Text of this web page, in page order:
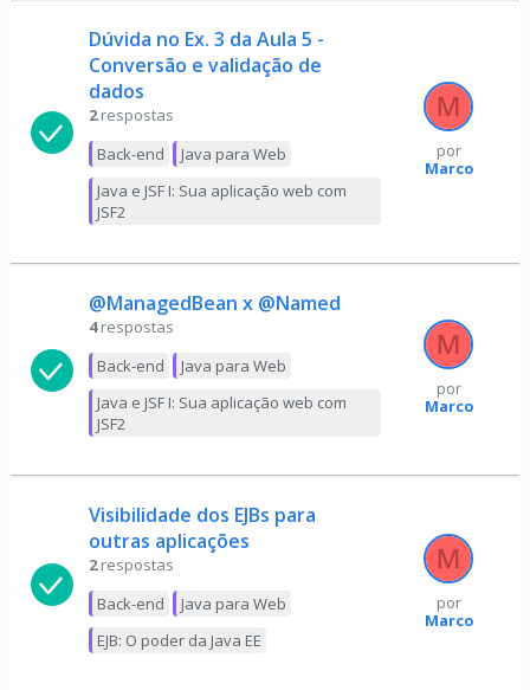
Dúvida no Ex. 3 da Aula 5 -
Conversão e validação de
dados
2 respostas
Back-end
Java para Web
Java e JSF I: Sua aplicação web com
JSF2
por
Marco
@ManagedBean x @Named
4 respostas
Back-end
Java para Web
Java e JSF I: Sua aplicação web com
JSF2
por
Marco
Visibilidade dos EJBs para
outras aplicações
2 respostas
Back-end
Java para Web
EJB: O poder da Java EE
por
Marco